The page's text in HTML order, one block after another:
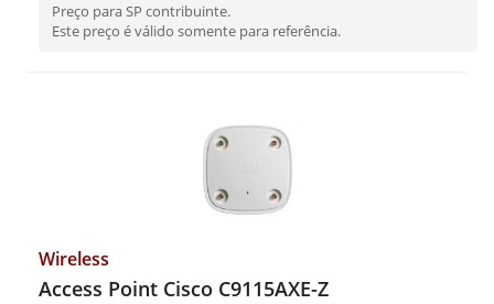
Preço para SP contribuinte.
Este preço é válido somente para referência.
Wireless
Access Point Cisco C9115AXE-Z